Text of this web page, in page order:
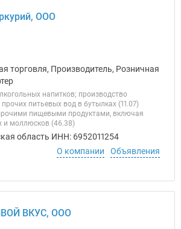
ООО
торговля, Производитель, Розничная
напитков; производство
питьевых вод в бутылках (11.07)
пищевыми продуктами, включая
и моллюсков (46.38)
область ИНН: 6952011254
О компании
Объявления
ВКУС, ООО